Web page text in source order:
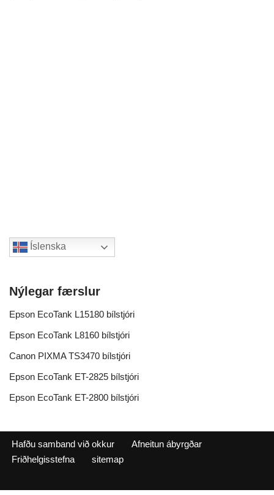
Íslenska
Nýlegar færslur
Epson EcoTank L15180 bílstjóri
Epson EcoTank L8160 bílstjóri
Canon PIXMA TS3470 bílstjóri
Epson EcoTank ET-2825 bílstjóri
Epson EcoTank ET-2800 bílstjóri
Hafðu samband við okkur
Afneitun ábyrgðar
Friðhelgisstefna
sitemap